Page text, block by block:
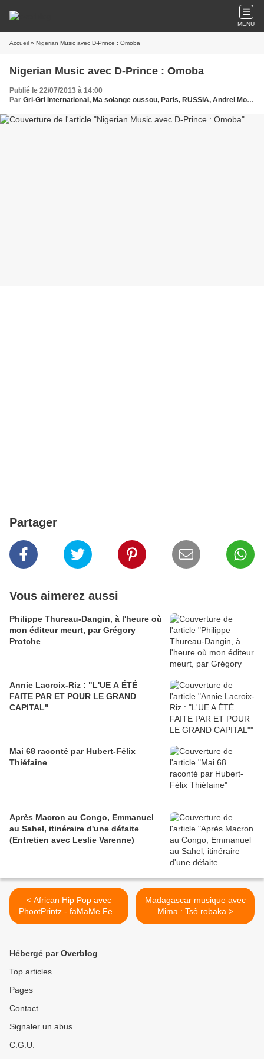
MENU
Accueil » Nigerian Music avec D-Prince : Omoba
Nigerian Music avec D-Prince : Omoba
Publié le 22/07/2013 à 14:00
Par Gri-Gri International, Ma solange oussou, Paris, RUSSIA, Andrei Molodkin, Art Paris,,African music, Africa, Nigerian Music , D-Prince ,Omoba, Wizkid ,Azonto
Partager
Vous aimerez aussi
Philippe Thureau-Dangin, à l'heure où
mon éditeur meurt, par Grégory
Protche
Annie Lacroix-Riz : "L'UE A ÉTÉ
FAITE PAR ET POUR LE GRAND
CAPITAL"
Mai 68 raconté par Hubert-Félix
Thiéfaine
Après Macron au Congo, Emmanuel
au Sahel, itinéraire d'une défaite
(Entretien avec Leslie Varenne)
< African Hip Pop avec
PhootPrintz - faMaMe Feat
Mugeez (R2bees)
Madagascar musique avec
Mima : Tsô robaka >
Hébergé par Overblog
Top articles
Pages
Contact
Signaler un abus
C.G.U.